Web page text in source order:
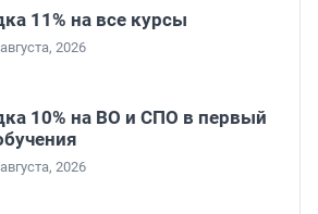
11% на все курсы
2026
10% на ВО и СПО в первый
2026